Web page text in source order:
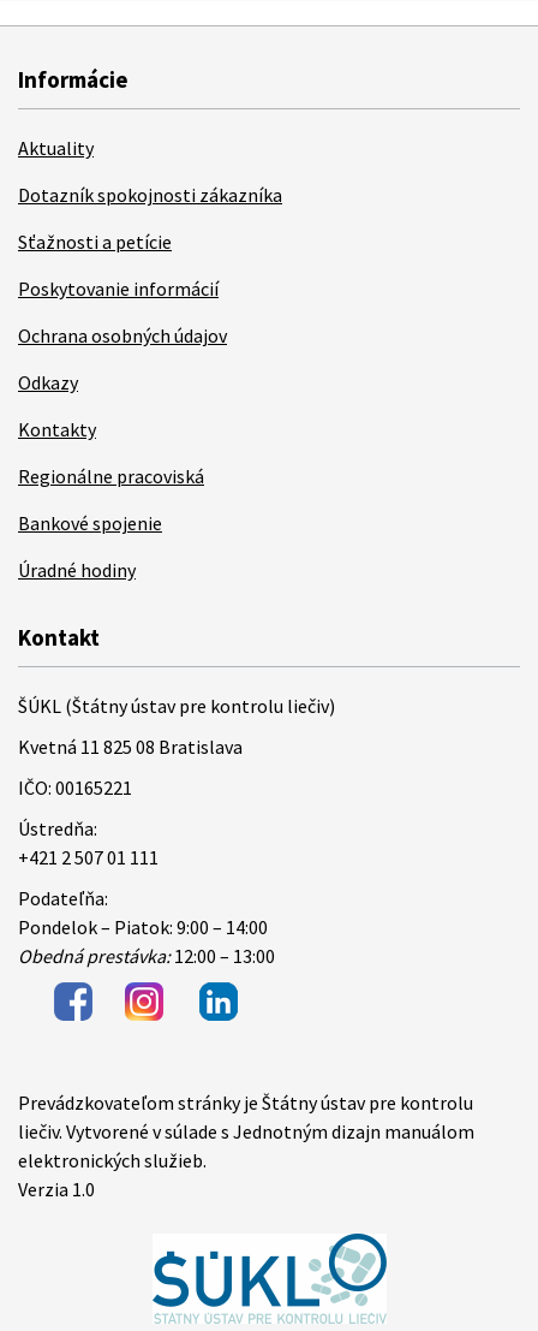
Informácie
Aktuality
Dotazník spokojnosti zákazníka
Sťažnosti a petície
Poskytovanie informácií
Ochrana osobných údajov
Odkazy
Kontakty
Regionálne pracoviská
Bankové spojenie
Úradné hodiny
Kontakt
ŠÚKL (Štátny ústav pre kontrolu liečiv)
Kvetná 11 825 08 Bratislava
IČO: 00165221
Ústredňa:
+421 2 507 01 111
Podateľňa:
Pondelok – Piatok: 9:00 – 14:00
Obedná prestávka:12:00 – 13:00
Items
Prevádzkovateľom stránky je Štátny ústav pre kontrolu
liečiv. Vytvorené v súlade s Jednotným dizajn manuálom
elektronických služieb.
Verzia 1.0